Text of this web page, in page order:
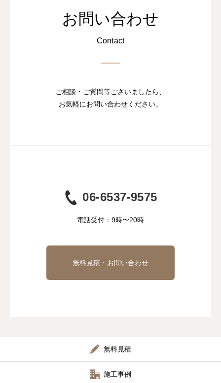
お問い合わせ
Contact
ご相談・ご質問等ございましたら、
お気軽にお問い合わせください。
06-6537-9575
電話受付：9時〜20時
無料見積・お問い合わせ
無料見積
施工事例